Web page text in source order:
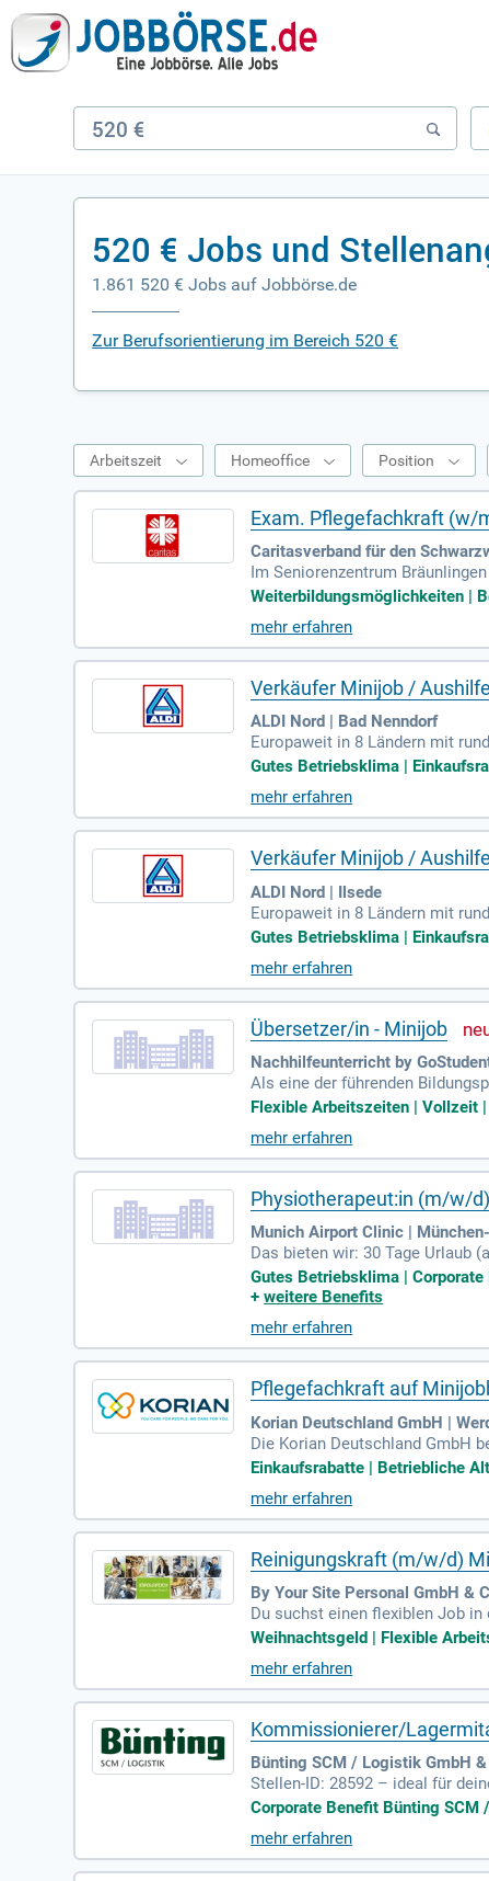
520 € Jobs und
1.861 520 € Jobs auf Jobbörse.de
Zur Berufsorientierung im Bereich 520 €
Arbeitszeit Homeoffice Position
Exam. Pflegefachkraft (w/
Caritasverband für den
Im Seniorenzentrum
aben gehören die
ie eng mit Ärzten, Haustechnik
tion: eine abgeschlossene
sychische Belastbarkeit sind für
Weiterbildungsmöglichkeiten |
mehr erfahren
Verkäufer Minijob /
ALDI Nord | Bad Nenndorf
Europaweit in 8 Ländern mit
Gutes Betriebsklima |
mehr erfahren
Verkäufer Minijob /
ALDI Nord | Ilsede
Europaweit in 8 Ländern mit
Gutes Betriebsklima |
mehr erfahren
Übersetzer/in - Minijob
Nachhilfeunterricht by
Als eine der führenden
ann deutschlandweit flexibel
Flexible Arbeitszeiten | Vollzeit
mehr erfahren
Physiotherapeut:in (m/w/
Munich Airport Clinic |
Das bieten wir: 30 Tage Urlaub
Benefits; Kostenfreie
Gutes Betriebsklima |
+weitere Benefits
mehr erfahren
Pflegefachkraft auf
Korian Deutschland GmbH |
Die Korian Deutschland GmbH
ane Familie, dem führenden
Einkaufsrabatte | Betriebliche
mehr erfahren
Reinigungskraft (m/w/d)
By Your Site Personal GmbH &
Du suchst einen flexiblen Job
und einem
Weihnachtsgeld | Flexible
mehr erfahren
Kommissionierer/
Bünting SCM / Logistik GmbH
Stellen-ID: 28592 – ideal für
eren Filialen. Zu deinen
ng zu Hansefit! Bewirb dich jetzt
Corporate Benefit Bünting
mehr erfahren